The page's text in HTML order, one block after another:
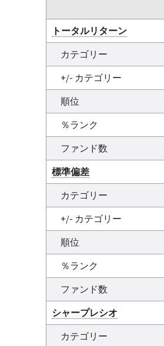
トータルリターン
カテゴリー
+/- カテゴリー
順位
％ランク
ファンド数
標準偏差
カテゴリー
+/- カテゴリー
順位
％ランク
ファンド数
シャープレシオ
カテゴリー